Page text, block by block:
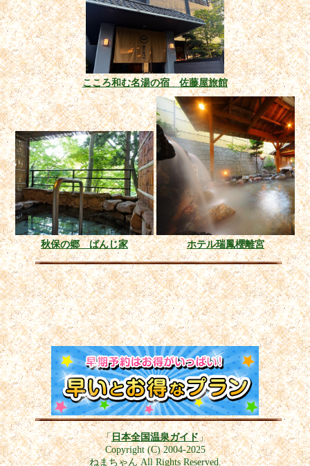
こころ和む名湯の宿 佐藤屋旅館
秋保の郷 ばんじ家 ホテル瑞鳳櫻離宮
「日本全国温泉ガイド」
Copyright (C) 2004-2025
ねまちゃん All Rights Reserved.